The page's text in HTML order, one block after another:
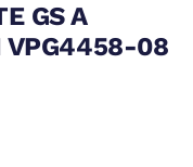
GS A
VPG4458-08